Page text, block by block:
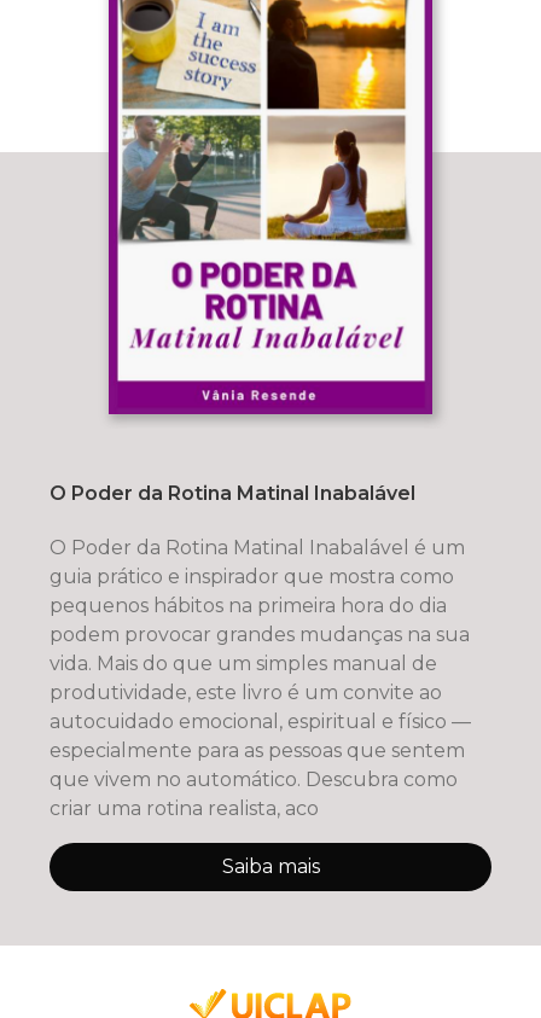
O Poder da Rotina Matinal Inabalável
O Poder da Rotina Matinal Inabalável é um
guia prático e inspirador que mostra como
pequenos hábitos na primeira hora do dia
podem provocar grandes mudanças na sua
vida. Mais do que um simples manual de
produtividade, este livro é um convite ao
autocuidado emocional, espiritual e físico —
especialmente para as pessoas que sentem
que vivem no automático. Descubra como
criar uma rotina realista, aco
Saiba mais